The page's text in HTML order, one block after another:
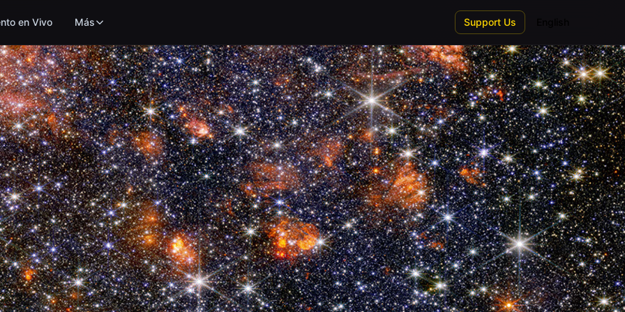
en Vivo Más Support Us